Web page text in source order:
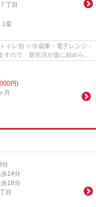
７丁目
1室
イレ別 ☆冷蔵庫・電子レンジ・
すので、新生活が楽に始められ
円)
月
分
歩14分
歩18分
目